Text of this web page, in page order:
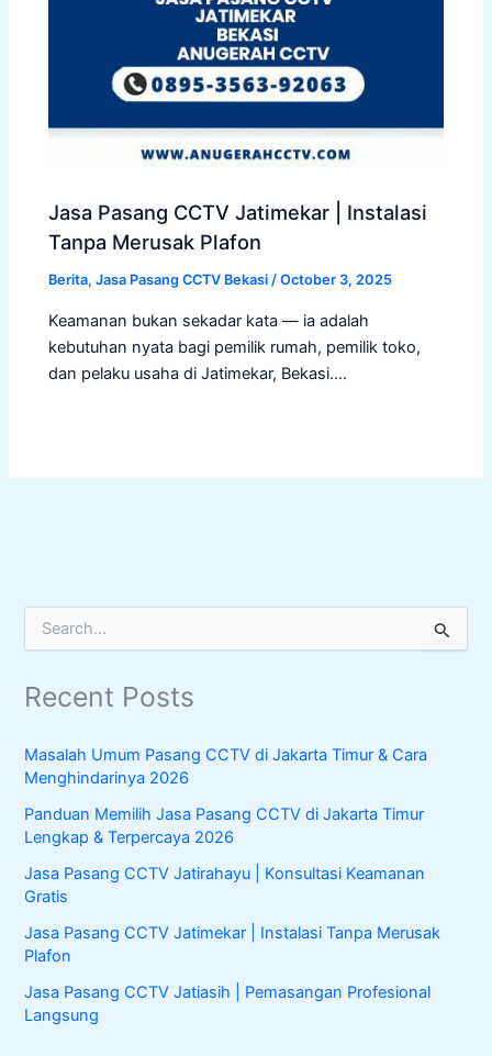
Jasa Pasang CCTV Jatimekar | Instalasi
Tanpa Merusak Plafon
Berita,Jasa Pasang CCTV Bekasi /October 3, 2025
Keamanan bukan sekadar kata — ia adalah
kebutuhan nyata bagi pemilik rumah, pemilik toko,
dan pelaku usaha di Jatimekar, Bekasi.…
e
r
f
o
r
:
Recent Posts
Masalah Umum Pasang CCTV di Jakarta Timur & Cara
Menghindarinya 2026
Panduan Memilih Jasa Pasang CCTV di Jakarta Timur
Lengkap & Terpercaya 2026
Jasa Pasang CCTV Jatirahayu | Konsultasi Keamanan
Gratis
Jasa Pasang CCTV Jatimekar | Instalasi Tanpa Merusak
Plafon
Jasa Pasang CCTV Jatiasih | Pemasangan Profesional
Langsung